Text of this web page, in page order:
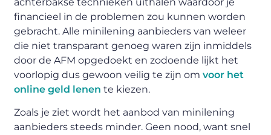
financieel in de problemen zou kunnen worden
gebracht. Alle minilening aanbieders van weleer
die niet transparant genoeg waren zijn inmiddels
door de AFM opgedoekt en zodoende lijkt het
voorlopig dus gewoon veilig te zijn omvoor het
online geld lenen te kiezen.
Zoals je ziet wordt het aanbod van minilening
aanbieders steeds minder. Geen nood, want snel